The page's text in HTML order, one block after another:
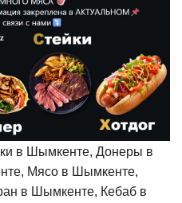
в Шымкенте, Донеры в
Мясо в Шымкенте,
в Шымкенте, Кебаб в